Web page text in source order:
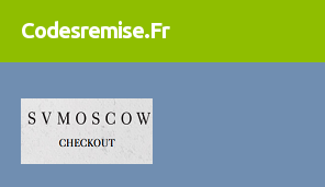
Codesremise.Fr